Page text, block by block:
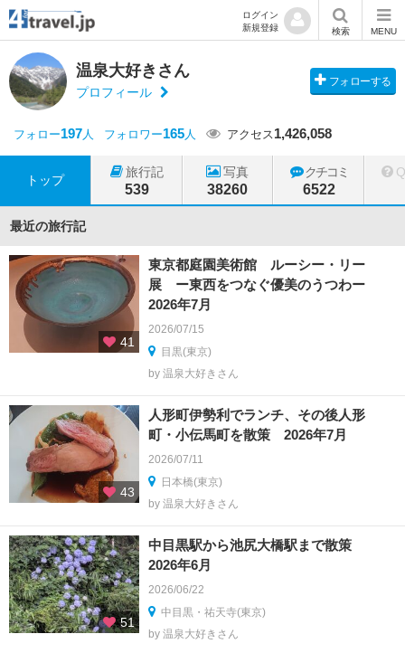
ログイン
新規登録
検索 MENU
温泉大好きさん
プロフィール
フォローする
フォロー197人 フォロワー165人 アクセス1,426,058
トップ
旅行記
539
写真
38260
クチコミ
6522
最近の旅行記
41
東京都庭園美術館 ルーシー・リー
展 ー東西をつなぐ優美のうつわー
2026年7月
2026/07/15
目黒(東京)
by 温泉大好きさん
43
人形町伊勢利でランチ、その後人形
町・小伝馬町を散策 2026年7月
2026/07/11
日本橋(東京)
by 温泉大好きさん
51
中目黒駅から池尻大橋駅まで散策
2026年6月
2026/06/22
中目黒・祐天寺(東京)
by 温泉大好きさん